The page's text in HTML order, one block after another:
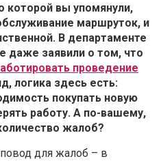
которой вы упомянули,
маршруток, и
В департаменте
даже заявили о том, что
проведение
логика здесь есть:
покупать новую
работу. А по-вашему,
жалоб?
для жалоб – в